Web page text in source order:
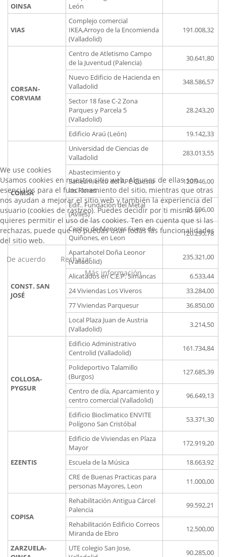
OINSA
León
VIAS
Complejo comercial
IKEA,Arroyo de la Encomienda
(Valladolid)
191.008,32
CORSAN-
CORVIAM
Centro de Atletismo Campo
de la Juventud (Palencia)
30.641,80
Nuevo Edificio de Hacienda en
Valladolid
348.586,57
Sector 18 fase C-2 Zona
Parques y Parcela 5
(Valladolid)
28.243,20
Edificio Araú (León) 19.142,33
COMSA
Universidad de Ciencias de
Valladolid
283.013,55
Abastecimiento y
Saneamiento del APE Cuesta
las Flores
120.946,00
Edif.. Fundación del Metal
(Avilés)
21.596,00
Centro de Menores Suero de
Quiñones, en Leon
120.295,78
CONST. SAN
JOSÉ
Apartahotel Doña Leonor
(Valladolid)
235.321,00
Alicatados en C.E.P. Simancas
6.533,44
24 Viviendas Los Viveros
33.284,00
77 Viviendas Parquesur
36.850,00
Local Plaza Juan de Austria
(Valladolid)
3.214,50
COLLOSA-
PYGSUR
Edificio Administrativo
Centrolid (Valladolid)
161.734,84
Polideportivo Talamillo
(Burgos)
127.685,39
Centro de día, Aparcamiento y
centro comercial (Valladolid)
96.649,13
Edificio Bioclimatico ENVITE
Polígono San Cristóbal
53.371,30
EZENTIS
Edificio de Viviendas en Plaza
Mayor
172.919,20
Escuela de la Música
18.663,92
CRE de Buenas Practicas para
personas Mayores, Leon
11.000,00
COPISA
Rehabilitación Antigua Cárcel
Palencia
99.592,21
Rehabilitación Edificio Correos
Miranda de Ebro
12.500,00
ZARZUELA-
UTE colegio San Jose,
90.285,00
We use cookies
Usamos cookies en nuestro sitio web. Algunas de ellas son
esenciales para el funcionamiento del sitio, mientras que otras
nos ayudan a mejorar el sitio web y también la experiencia del
usuario (cookies de rastreo). Puedes decidir por ti mismo si
quieres permitir el uso de las cookies. Ten en cuenta que si las
rechazas, puede que no puedas usar todas las funcionalidades
del sitio web.
De acuerdo
Rechazar
Más información